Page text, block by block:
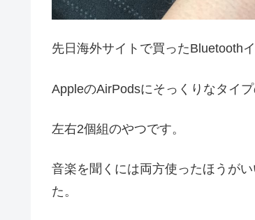
先日海外サイトで買ったBluetooth
AppleのAirPodsにそっくりなタイプ
左右2個組のやつです。
音楽を聞くには両方使ったほうが
た。